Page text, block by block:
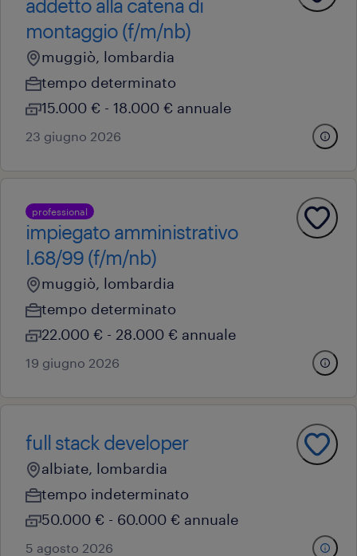
addetto alla catena di
montaggio (f/m/nb)
muggiò, lombardia
tempo determinato
15.000 € - 18.000 € annuale
23 giugno 2026
professional
impiegato amministrativo
l.68/99 (f/m/nb)
muggiò, lombardia
tempo determinato
22.000 € - 28.000 € annuale
19 giugno 2026
full stack developer
albiate, lombardia
tempo indeterminato
50.000 € - 60.000 € annuale
5 agosto 2026